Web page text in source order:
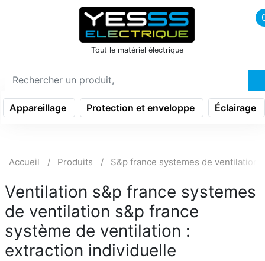
icon menu burger
Tout le matériel électrique
Appareillage Protection et enveloppe Éclairage
Accueil Produits S&p france systemes de ventilation
Ventilation s&p france systemes
de ventilation s&p france
système de ventilation :
extraction individuelle